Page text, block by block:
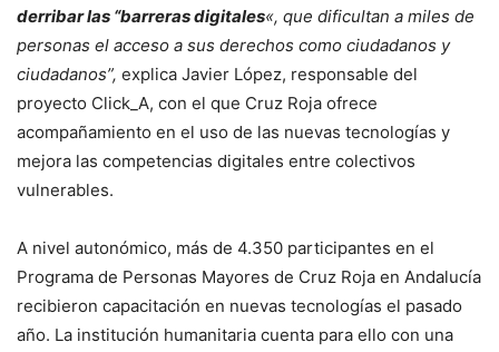
derribar las “barreras digitales«, que dificultan a miles de
personas el acceso a sus derechos como ciudadanos y
ciudadanos”, explica Javier López, responsable del
proyecto Click_A, con el que Cruz Roja ofrece
acompañamiento en el uso de las nuevas tecnologías y
mejora las competencias digitales entre colectivos
vulnerables.
A nivel autonómico, más de 4.350 participantes en el
Programa de Personas Mayores de Cruz Roja en Andalucía
recibieron capacitación en nuevas tecnologías el pasado
año. La institución humanitaria cuenta para ello con una